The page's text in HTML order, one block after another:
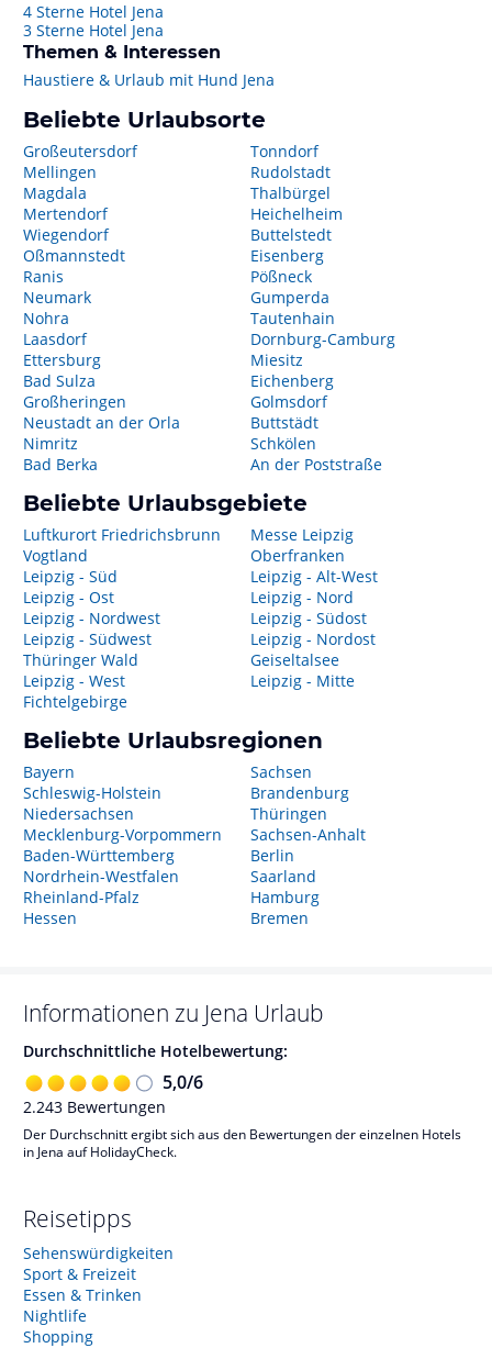
4 Sterne Hotel Jena
3 Sterne Hotel Jena
Themen & Interessen
Haustiere & Urlaub mit Hund Jena
Beliebte Urlaubsorte
Großeutersdorf
Mellingen
Magdala
Mertendorf
Wiegendorf
Oßmannstedt
Ranis
Neumark
Nohra
Laasdorf
Ettersburg
Bad Sulza
Großheringen
Neustadt an der Orla
Nimritz
Bad Berka
Tonndorf
Rudolstadt
Thalbürgel
Heichelheim
Buttelstedt
Eisenberg
Pößneck
Gumperda
Tautenhain
Dornburg-Camburg
Miesitz
Eichenberg
Golmsdorf
Buttstädt
Schkölen
An der Poststraße
Beliebte Urlaubsgebiete
Luftkurort Friedrichsbrunn
Vogtland
Leipzig - Süd
Leipzig - Ost
Leipzig - Nordwest
Leipzig - Südwest
Thüringer Wald
Leipzig - West
Fichtelgebirge
Messe Leipzig
Oberfranken
Leipzig - Alt-West
Leipzig - Nord
Leipzig - Südost
Leipzig - Nordost
Geiseltalsee
Leipzig - Mitte
Beliebte Urlaubsregionen
Bayern
Schleswig-Holstein
Niedersachsen
Mecklenburg-Vorpommern
Baden-Württemberg
Nordrhein-Westfalen
Rheinland-Pfalz
Hessen
Sachsen
Brandenburg
Thüringen
Sachsen-Anhalt
Berlin
Saarland
Hamburg
Bremen
Informationen zu Jena Urlaub
Durchschnittliche Hotelbewertung:
5,0/6
2.243 Bewertungen
Der Durchschnitt ergibt sich aus den Bewertungen der einzelnen Hotels
in Jena auf HolidayCheck.
Reisetipps
Sehenswürdigkeiten
Sport & Freizeit
Essen & Trinken
Nightlife
Shopping